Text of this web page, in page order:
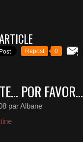
Repost 0
POR FAVOR...
par Albane